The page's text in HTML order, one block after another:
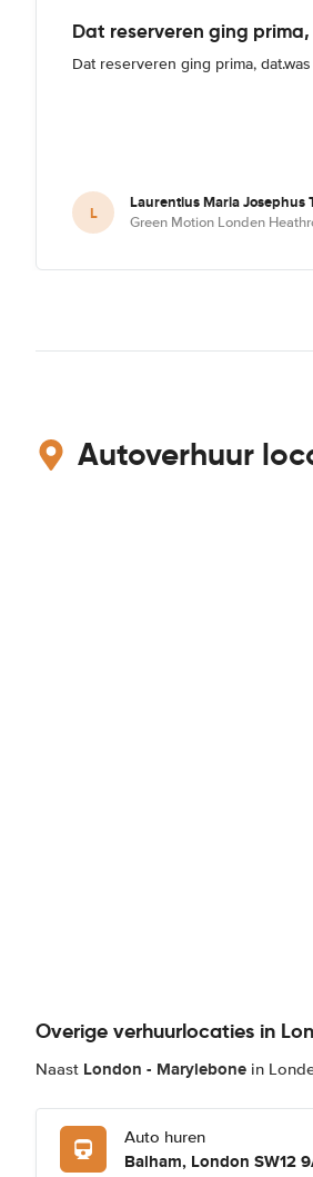
Dat reserveren ging
Dat reserveren ging prima,
L Laurentius Maria Josephus
Green Motion Londen
Autoverhuur
Overige verhuurlocaties in
Naast London - Marylebone in
Auto huren
Balham, London SW12